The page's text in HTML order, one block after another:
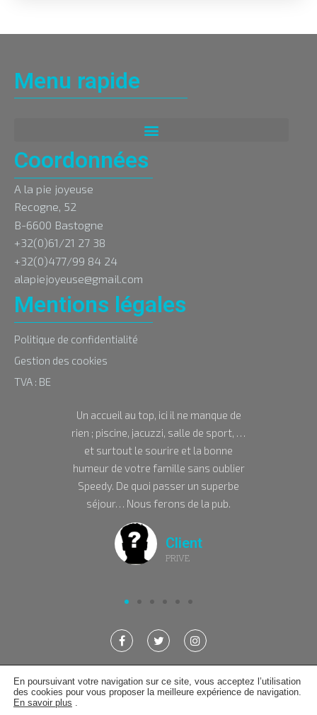
Menu rapide
Coordonnées
A la pie joyeuse
Recogne, 52
B-6600 Bastogne
+32(0)61/21 27 38
+32(0)477/99 84 24
alapiejoyeuse@gmail.com
Mentions légales
Politique de confidentialité
Gestion des cookies
TVA : BE
Un accueil au top, ici il ne manque de
rien ; piscine, jacuzzi, salle de sport, …
et surtout le sourire et la bonne
humeur de votre famille sans oublier
Speedy. De quoi passer un superbe
séjour… Nous ferons de la pub.
Client
PRIVE
En poursuivant votre navigation sur ce site, vous acceptez l’utilisation
des cookies pour vous proposer la meilleure expérience de navigation.
En savoir plus .